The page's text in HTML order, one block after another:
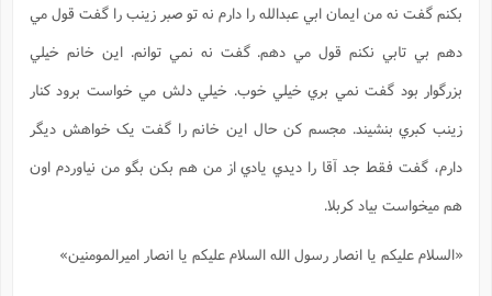
بكنم گفت نه من ايمان ابي عبدالله را دارم نه تو صبر زينب را گفت قول مي
دهم بي تابي نكنم قول مي دهم. گفت نه نمي توانم. اين خانم خيلي
بزرگوار بود گفت نمي بري خيلي خوب. خيلي دلش مي خواست برود كنار
زينب كبري بنشيند. مجسم كن حال اين خانم را گفت يک خواهش ديگر
دارم، گفت فقط جد آقا را ديدي يادي از من هم بكن بگو من نياوردم اون
هم ميخواست بياد کربلا.
«السلام عليكم يا انصار رسول الله السلام عليكم يا انصار اميرالمومنين»